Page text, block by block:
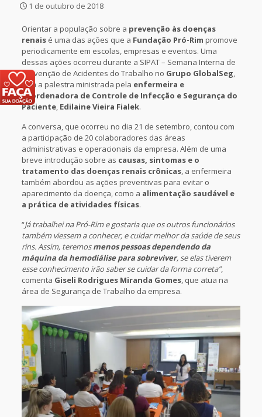
1 de outubro de 2018
Orientar a população sobre a prevenção às doenças
renaisé uma das ações que a Fundação Pró-Rim promove
periodicamente em escolas, empresas e eventos. Uma
dessas ações ocorreu durante a SIPAT – Semana Interna de
Prevenção de Acidentes do Trabalho no Grupo GlobalSeg,
com a palestra ministrada pela enfermeira e
coordenadora de Controle de Infecção e Segurança do
Paciente, Edilaine Vieira Fialek.
A conversa, que ocorreu no dia 21 de setembro, contou com
a participação de 20 colaboradores das áreas
administrativas e operacionais da empresa. Além de uma
breve introdução sobre as causas, sintomas e o
tratamento das doenças renais crônicas, a enfermeira
também abordou as ações preventivas para evitar o
aparecimento da doença, como a alimentação saudável e
a prática de atividades físicas.
“Já trabalhei na Pró-Rim e gostaria que os outros funcionários
também viessem a conhecer, e cuidar melhor da saúde de seus
rins. Assim, teremosmenos pessoas dependendo da
máquina da hemodiálise para sobreviver, se elas tiverem
esse conhecimento irão saber se cuidar da forma correta”,
comenta Giseli Rodrigues Miranda Gomes, que atua na
área de Segurança de Trabalho da empresa.